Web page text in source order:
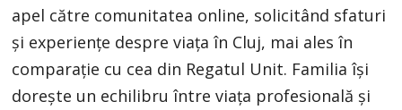
apel către comunitatea online, solicitând sfaturi
și experiențe despre viața în Cluj, mai ales în
comparație cu cea din Regatul Unit. Familia își
dorește un echilibru între viața profesională și